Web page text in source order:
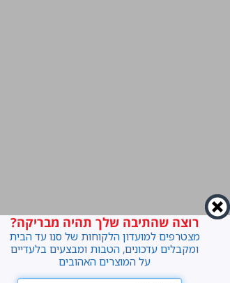
רוצה שהתיבה שלך תהיה מבריקה?
מצטרפים למועדון הלקוחות של סנו עד הבית
ומקבלים עדכונים, הטבות ומבצעים בלעדיים
על המוצרים האהובים